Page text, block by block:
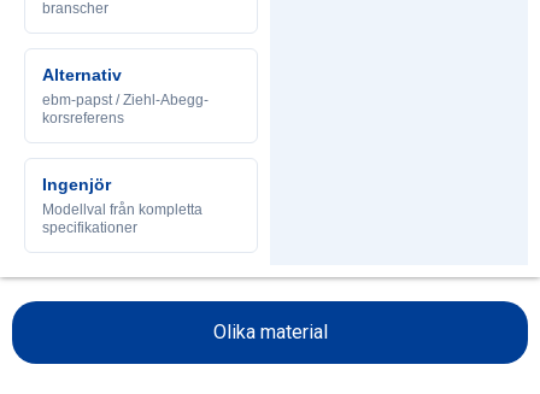
branscher
Alternativ
ebm-papst / Ziehl-Abegg-
korsreferens
Ingenjör
Modellval från kompletta
specifikationer
Olika material